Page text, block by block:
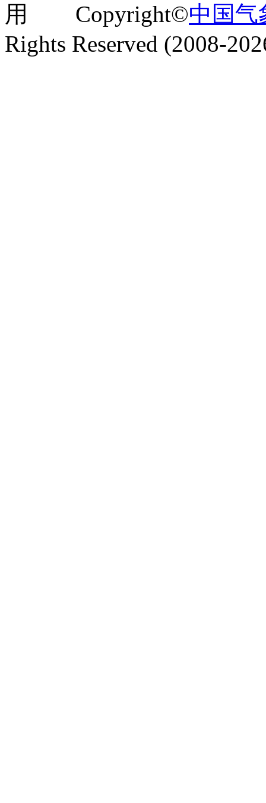
用 Copyright©中国气
Rights Reserved (2008-